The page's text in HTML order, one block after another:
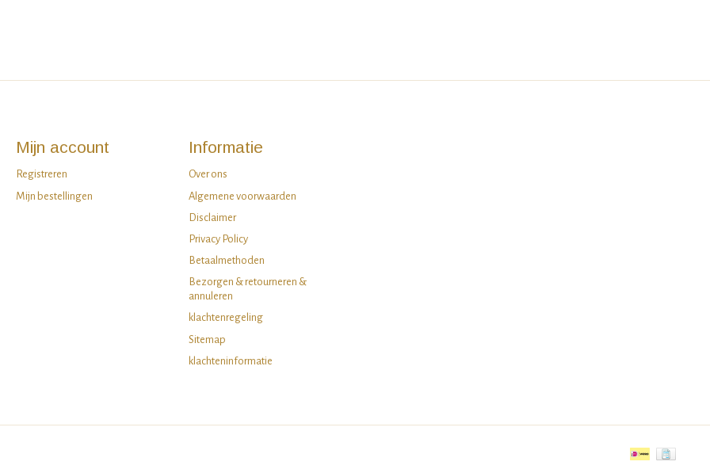
Mijn account
Registreren
Mijn bestellingen
Informatie
Over ons
Algemene voorwaarden
Disclaimer
Privacy Policy
Betaalmethoden
Bezorgen & retourneren &
annuleren
klachtenregeling
Sitemap
klachteninformatie